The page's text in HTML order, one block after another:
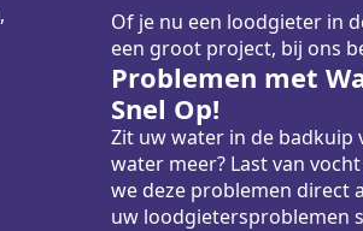
,
Of je nu een loodgieter in
een groot project, bij ons
Problemen met
Snel Op!
Zit uw water in de badkuip
water meer? Last van
we deze problemen direct
uw loodgietersproblemen